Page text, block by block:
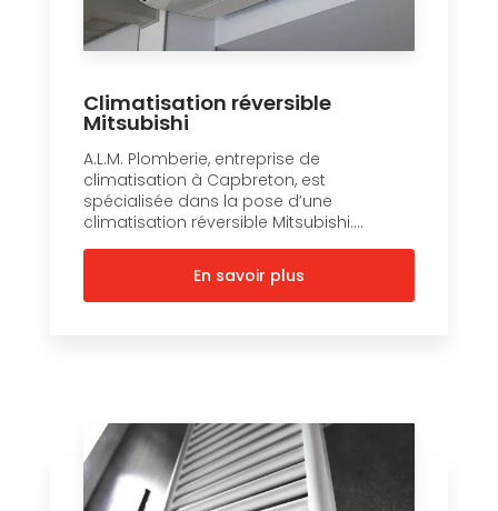
Climatisation réversible
Mitsubishi
A.L.M. Plomberie, entreprise de
climatisation à Capbreton, est
spécialisée dans la pose d’une
climatisation réversible Mitsubishi....
En savoir plus